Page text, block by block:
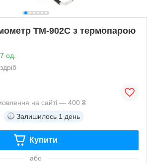
TM-902C з термопарою
од.
на сайті — 400 ₴
Залишилось 1 день
Купити
або